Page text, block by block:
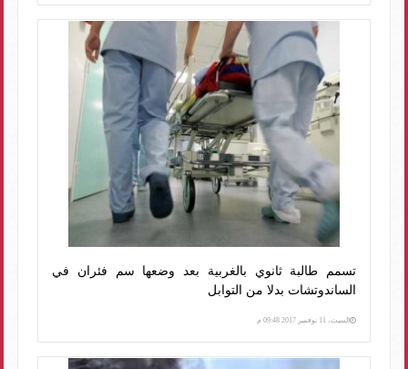
تسمم طالبة ثانوي بالغربية بعد وضعها سم فئران في
الساندوتشات بدلا من التوابل
السبت، 11 نوفمبر 2017 09:48 م